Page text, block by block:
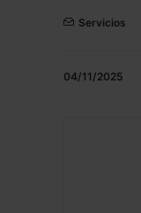
Servicios
04/11/2025